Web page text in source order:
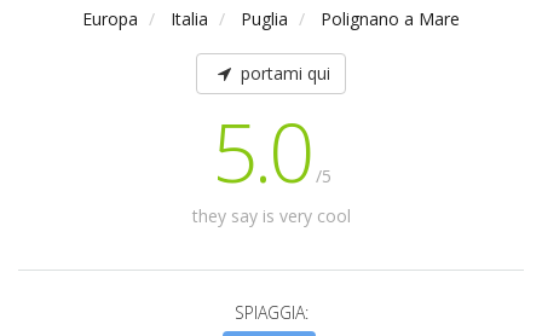
Europa Italia Puglia Polignano a Mare
portami qui
5.0 /5
they say is very cool
SPIAGGIA: